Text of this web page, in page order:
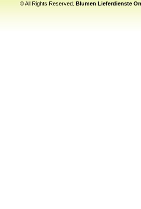
© All Rights Reserved. Blumen Lieferdienste